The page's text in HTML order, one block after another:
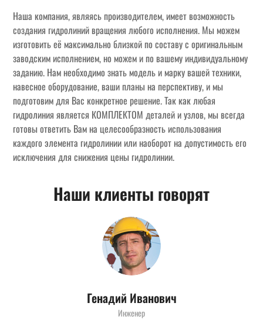
Наша компания, являясь производителем, имеет возможность
создания гидролиний вращения любого исполнения. Мы можем
изготовить её максимально близкой по составу с оригинальным
заводским исполнением, но можем и по вашему индивидуальному
заданию. Нам необходимо знать модель и марку вашей техники,
навесное оборудование, ваши планы на перспективу, и мы
подготовим для Вас конкретное решение. Так как любая
гидролиния является КОМПЛЕКТОМ деталей и узлов, мы всегда
готовы ответить Вам на целесообразность использования
каждого элемента гидролинии или наоборот на допустимость его
исключения для снижения цены гидролинии.
Наши клиенты говорят
Генадий Иванович
Инженер